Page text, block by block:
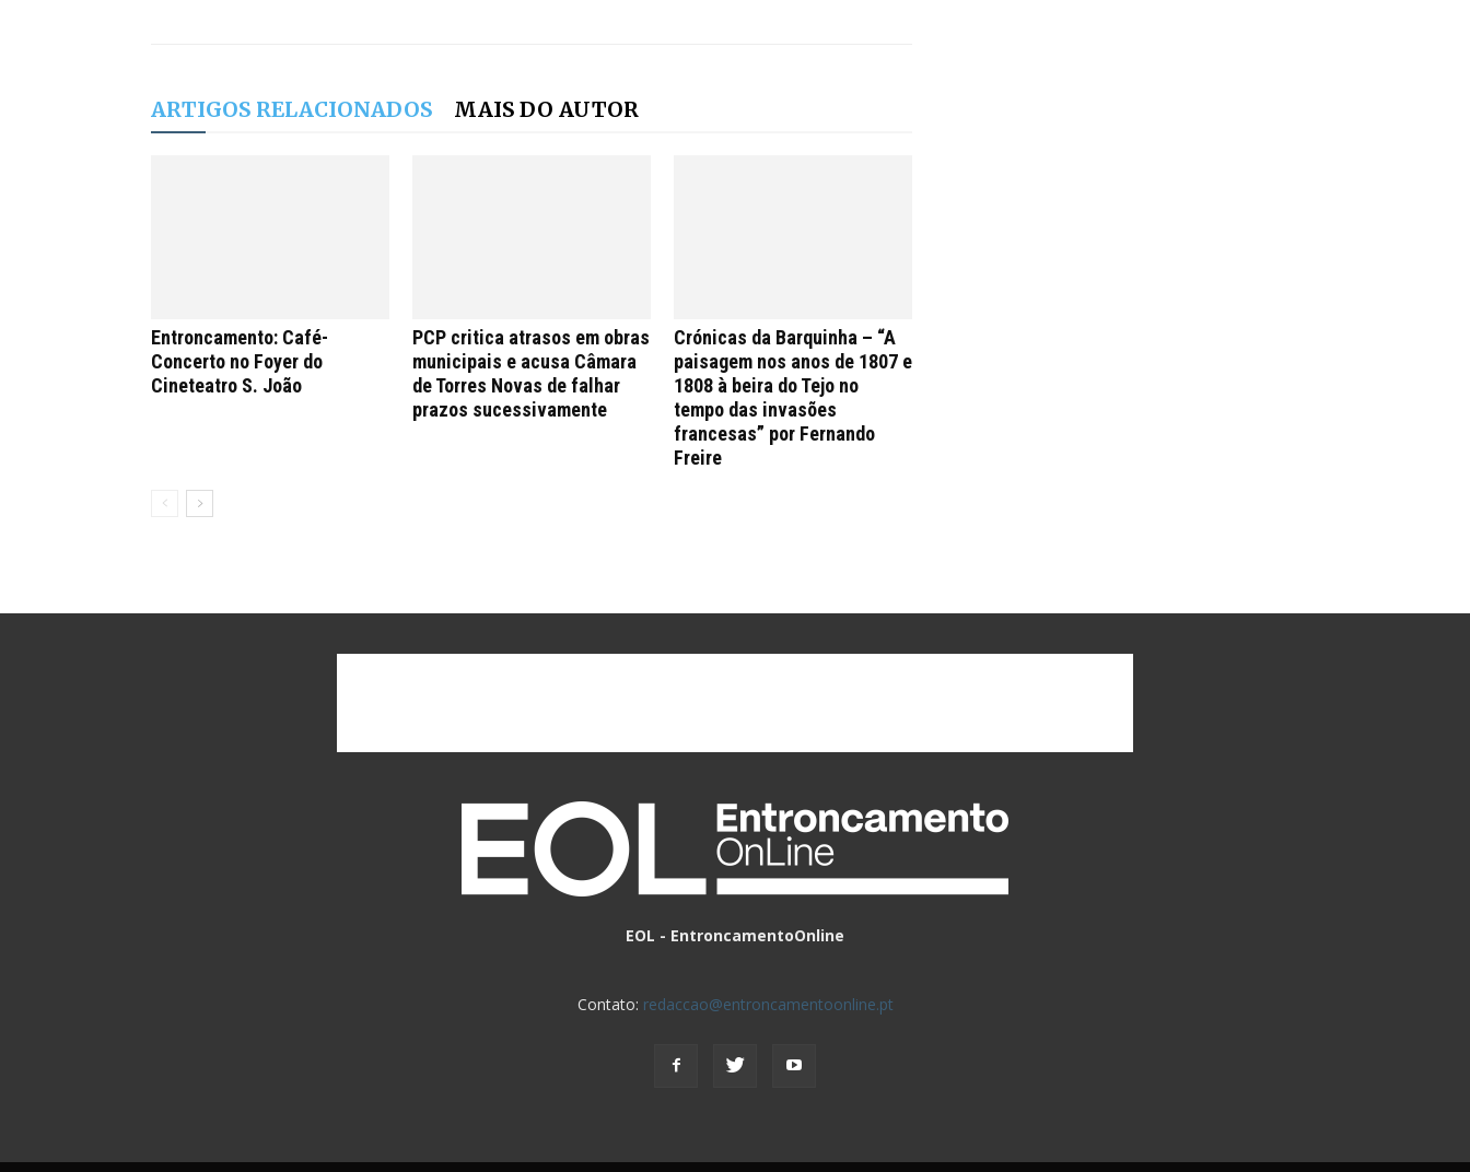
ARTIGOS RELACIONADOS MAIS DO AUTOR
Entroncamento: Café-
Concerto no Foyer do
Cineteatro S. João
PCP critica atrasos em obras
municipais e acusa Câmara
de Torres Novas de falhar
prazos sucessivamente
Crónicas da Barquinha – “A
paisagem nos anos de 1807 e
1808 à beira do Tejo no
tempo das invasões
francesas” por Fernando
Freire
EOL - EntroncamentoOnline
Contato: redaccao@entroncamentoonline.pt